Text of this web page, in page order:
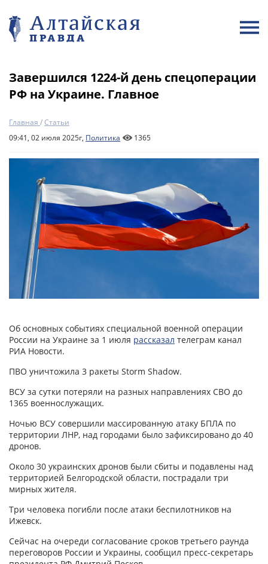
Завершился 1224-й день спецоперации
РФ на Украине. Главное
Главная /Статьи
09:41, 02 июля 2025г, Политика 1365
Об основных событиях специальной военной операции
России на Украине за 1 июля рассказал телеграм канал
РИА Новости.
ПВО уничтожила 3 ракеты Storm Shadow.
ВСУ за сутки потеряли на разных направлениях СВО до
1365 военнослужащих.
Ночью ВСУ совершили массированную атаку БПЛА по
территории ЛНР, над городами было зафиксировано до 40
дронов.
Около 30 украинских дронов были сбиты и подавлены над
территорией Белгородской области, пострадали три
мирных жителя.
Три человека погибли после атаки беспилотников на
Ижевск.
Сейчас на очереди согласование сроков третьего раунда
переговоров России и Украины, сообщил пресс-секретарь